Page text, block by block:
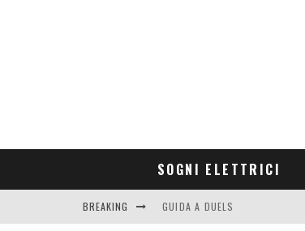
SOGNI ELETTRICI
BREAKING GUIDA A DUELS